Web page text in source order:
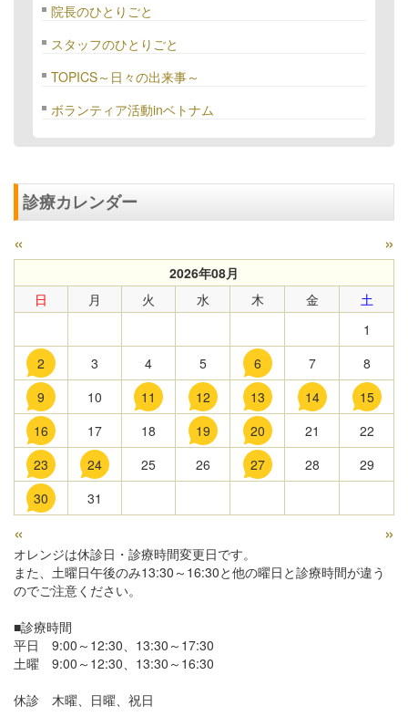
院長のひとりごと
スタッフのひとりごと
TOPICS～日々の出来事～
ボランティア活動inベトナム
診療カレンダー
« »
2026年08月
日
月 火 水 木 金
土
1
2
3 4 5 6 7
8
9
10 11 12 13 14
15
16
17 18 19 20 21
22
23
24 25 26 27 28
29
30
31
« »
オレンジは休診日・診療時間変更日です。
また、土曜日午後のみ13:30～16:30と他の曜日と診療時間が違う
のでご注意ください。
■診療時間
平日 9:00～12:30、13:30～17:30
土曜 9:00～12:30、13:30～16:30
休診 木曜、日曜、祝日